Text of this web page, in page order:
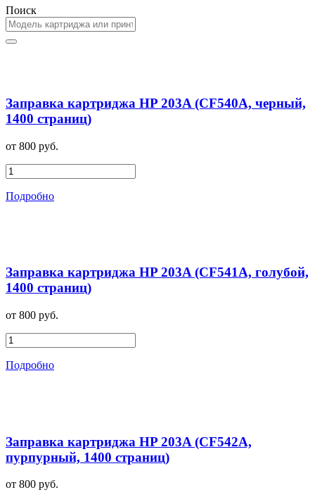
Поиск
Заправка картриджа HP 203A (CF540A, черный,
1400 страниц)
от 800 руб.
Подробно
Заправка картриджа HP 203A (CF541A, голубой,
1400 страниц)
от 800 руб.
Подробно
Заправка картриджа HP 203A (CF542A,
пурпурный, 1400 страниц)
от 800 руб.